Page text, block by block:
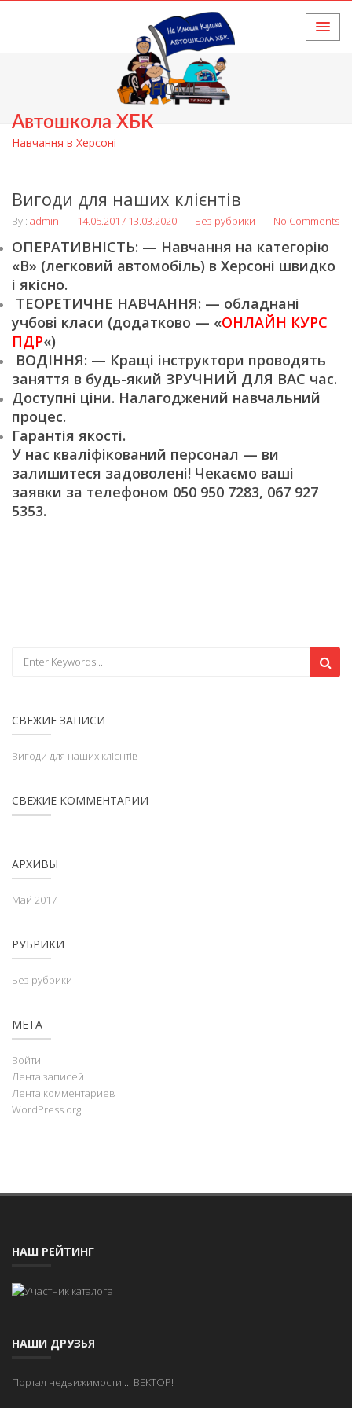
Автошкола ХБК
Навчання в Херсоні
HOME
Вигоди для наших клієнтів
By : admin 14.05.2017 13.03.2020 Без рубрики No Comments
ОПЕРАТИВНІСТЬ: — Навчання на категорію
«В» (легковий автомобіль) в Херсоні швидко
і якісно.
ТЕОРЕТИЧНЕ НАВЧАННЯ: — обладнані
учбові класи (додатково — «ОНЛАЙН КУРС
ПДР«)
ВОДІННЯ: — Кращі інструктори проводять
заняття в будь-який ЗРУЧНИЙ ДЛЯ ВАС час.
Доступні ціни. Налагоджений навчальний
процес.
Гарантія якості.
У нас кваліфікований персонал — ви
залишитеся задоволені! Чекаємо ваші
заявки за телефоном 050 950 7283, 067 927
5353.
СВЕЖИЕ ЗАПИСИ
Вигоди для наших клієнтів
СВЕЖИЕ КОММЕНТАРИИ
АРХИВЫ
Май 2017
РУБРИКИ
Без рубрики
МЕТА
Войти
Лента записей
Лента комментариев
WordPress.org
НАШ РЕЙТИНГ
НАШИ ДРУЗЬЯ
Портал недвижимости ... ВЕКТОР!